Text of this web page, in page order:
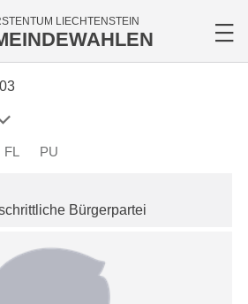
LIECHTENSTEIN
FL PU
Bürgerpartei